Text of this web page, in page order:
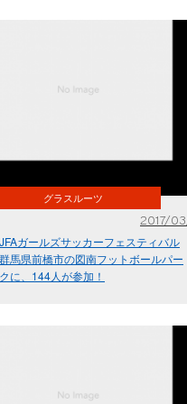
グラスルーツ
2017/
JFAガールズサッカーフェスティバル
群馬県前橋市の図南フットボールパー
クに、144人が参加！